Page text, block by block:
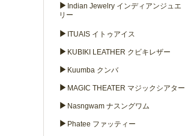
▶ Indian Jewelry インディアンジュエ
リー
▶ ITUAIS イトゥアイス
▶ KUBIKI LEATHER クビキレザー
▶ Kuumba クンバ
▶ MAGIC THEATER マジックシアター
▶ Nasngwam ナスングワム
▶ Phatee ファッティー